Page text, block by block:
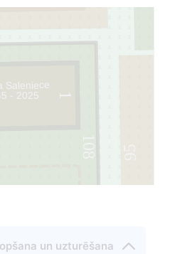
95
108
1
Saleniece
- 2025
un uzturēšana